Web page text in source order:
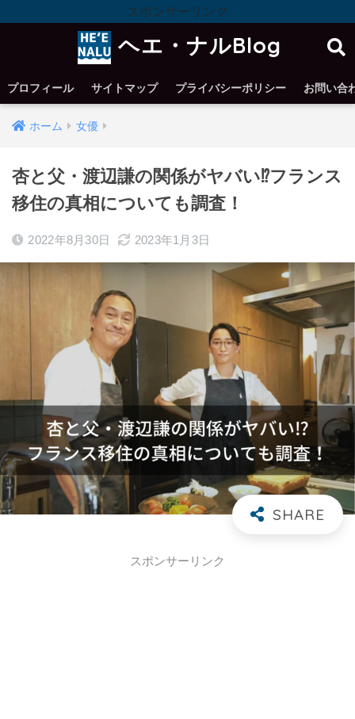
スポンサーリンク
ヘエ・ナルBlog
プロフィール サイトマップ プライバシーポリシー お問い合
ホーム 女優
杏と父・渡辺謙の関係がヤバい⁉︎フランス
移住の真相についても調査！
2022年8月30日 2023年1月3日
スポンサーリンク